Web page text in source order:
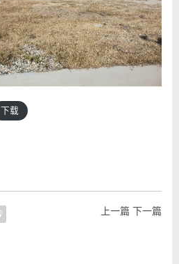
下载
上一篇 下一篇